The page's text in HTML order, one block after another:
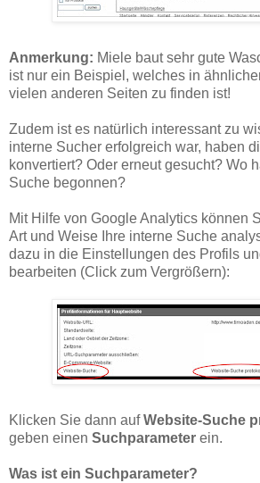
Anmerkung: Miele baut sehr gute
ist nur ein Beispiel, welches in
vielen anderen Seiten zu finden ist!
Zudem ist es natürlich interessant zu
interne Sucher erfolgreich war, haben
konvertiert? Oder erneut gesucht? Wo
Suche begonnen?
Mit Hilfe von Google Analytics können
Art und Weise Ihre interne Suche
dazu in die Einstellungen des Profils
bearbeiten (Click zum Vergrößern):
Klicken Sie dann aufWebsite-Suche
geben einen Suchparameter ein.
Was ist ein Suchparameter?